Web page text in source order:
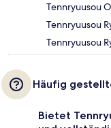
Tennryuusou
Tennryuusou
Tennryuusou
Häufig
Bietet